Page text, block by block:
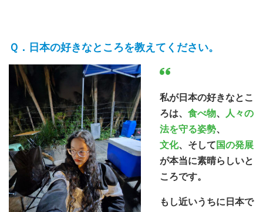
日本の好きなところを教えてください。
私が日本の好きなとこ
ろは、 食べ物、
人々の
法を守る姿勢、
文化、そして 国の発展
が本当に素晴らしいと
ころです。
もし近いうちに日本で